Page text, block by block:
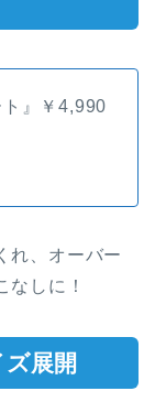
』￥4,990
れ、オーバー
なしに！
展開